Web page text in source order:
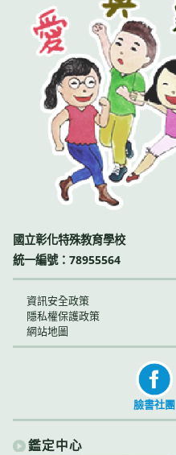
國立彰化特殊教育學校
統一編號：78955564
資訊安全政策
隱私權保護政策
網站地圖
臉書社團
鑑定中心